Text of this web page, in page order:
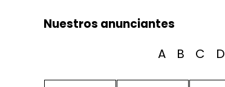
Nuestros anunciantes
A B C D